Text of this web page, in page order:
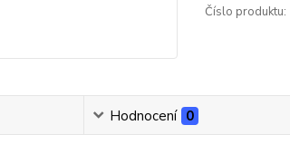
Číslo produktu:
Hodnocení 0